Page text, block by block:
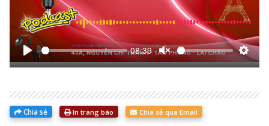
Bắt
08:39
Unmute
Thiết
Chia sẻ In trang báo Chia sẻ qua Email